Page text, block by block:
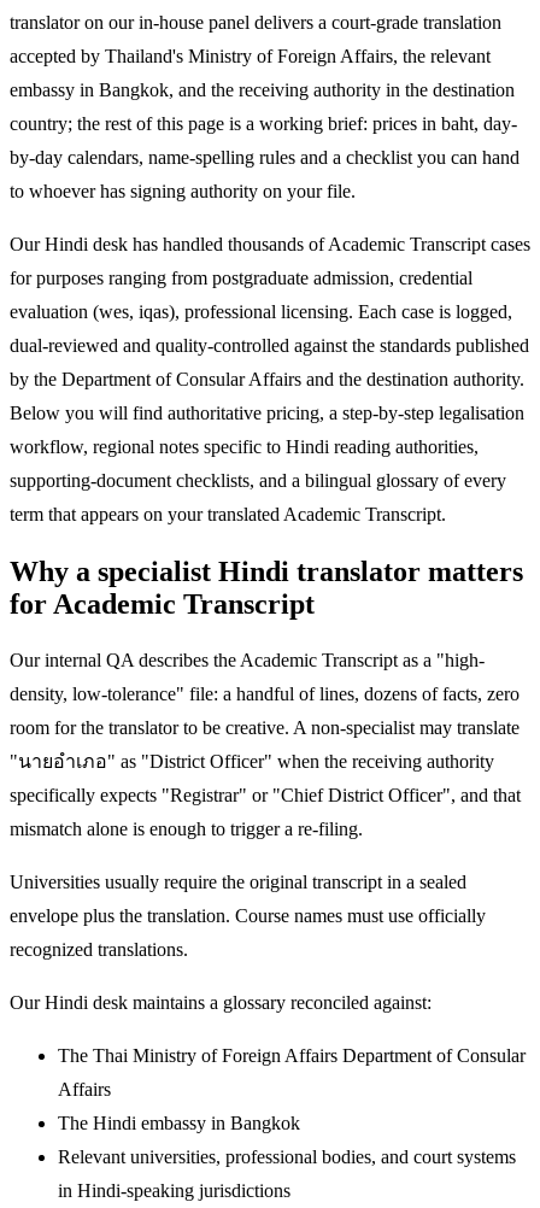
translator on our in-house panel delivers a court-grade translation
accepted by Thailand's Ministry of Foreign Affairs, the relevant
embassy in Bangkok, and the receiving authority in the destination
country; the rest of this page is a working brief: prices in baht, day-
by-day calendars, name-spelling rules and a checklist you can hand
to whoever has signing authority on your file.
Our Hindi desk has handled thousands of Academic Transcript cases
for purposes ranging from postgraduate admission, credential
evaluation (wes, iqas), professional licensing. Each case is logged,
dual-reviewed and quality-controlled against the standards published
by the Department of Consular Affairs and the destination authority.
Below you will find authoritative pricing, a step-by-step legalisation
workflow, regional notes specific to Hindi reading authorities,
supporting-document checklists, and a bilingual glossary of every
term that appears on your translated Academic Transcript.
Why a specialist Hindi translator matters
for Academic Transcript
Our internal QA describes the Academic Transcript as a "high-
density, low-tolerance" file: a handful of lines, dozens of facts, zero
room for the translator to be creative. A non-specialist may translate
"นายอำเภอ" as "District Officer" when the receiving authority
specifically expects "Registrar" or "Chief District Officer", and that
mismatch alone is enough to trigger a re-filing.
Universities usually require the original transcript in a sealed
envelope plus the translation. Course names must use officially
recognized translations.
Our Hindi desk maintains a glossary reconciled against:
The Thai Ministry of Foreign Affairs Department of Consular
Affairs
The Hindi embassy in Bangkok
Relevant universities, professional bodies, and court systems
in Hindi-speaking jurisdictions